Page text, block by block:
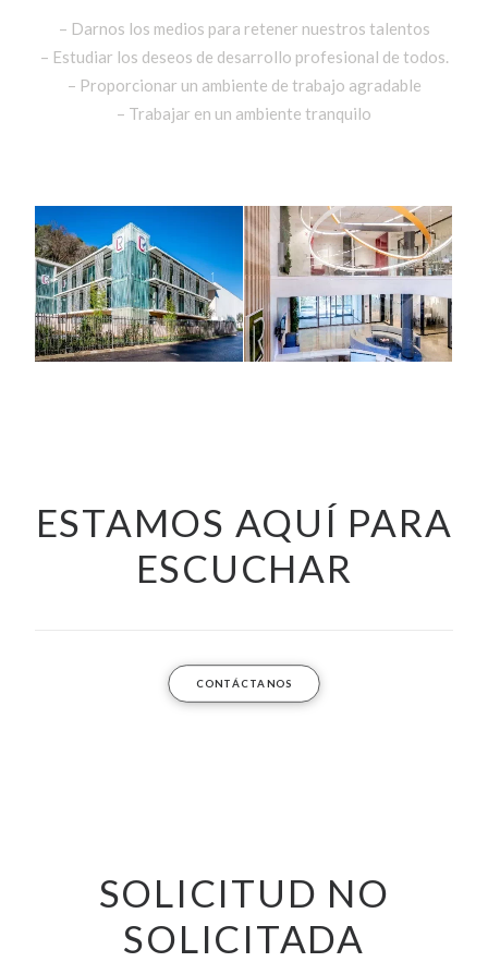
– Darnos los medios para retener nuestros talentos
– Estudiar los deseos de desarrollo profesional de todos.
– Proporcionar un ambiente de trabajo agradable
– Trabajar en un ambiente tranquilo
SOLICITUD NO
SOLICITADA
ESTAMOS AQUÍ PARA
ESCUCHAR
CONTÁCTANOS